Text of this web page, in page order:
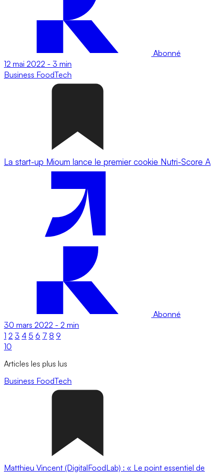
Abonné
12 mai 2022 - 3 min
Business FoodTech
La start-up Mioum lance le premier cookie Nutri-Score A
Abonné
30 mars 2022 - 2 min
1 2 3 4 5 6 7 8 9
10
Articles les plus lus
Business FoodTech
Matthieu Vincent (DigitalFoodLab) : « Le point essentiel de